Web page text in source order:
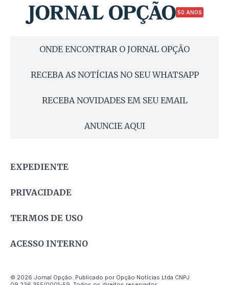
50 ANOS
ONDE ENCONTRAR O JORNAL OPÇÃO
RECEBA AS NOTÍCIAS NO SEU WHATSAPP
RECEBA NOVIDADES EM SEU EMAIL
ANUNCIE AQUI
EXPEDIENTE
PRIVACIDADE
TERMOS DE USO
ACESSO INTERNO
© 2026 Jornal Opção. Publicado por Opção Notícias Ltda CNPJ